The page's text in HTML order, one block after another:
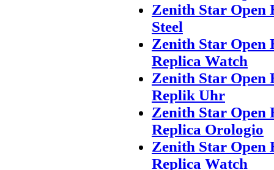
Zenith Star Open
Steel
Zenith Star Open
Replica Watch
Zenith Star Open
Replik Uhr
Zenith Star Open
Replica Orologio
Zenith Star Open
Replica Watch